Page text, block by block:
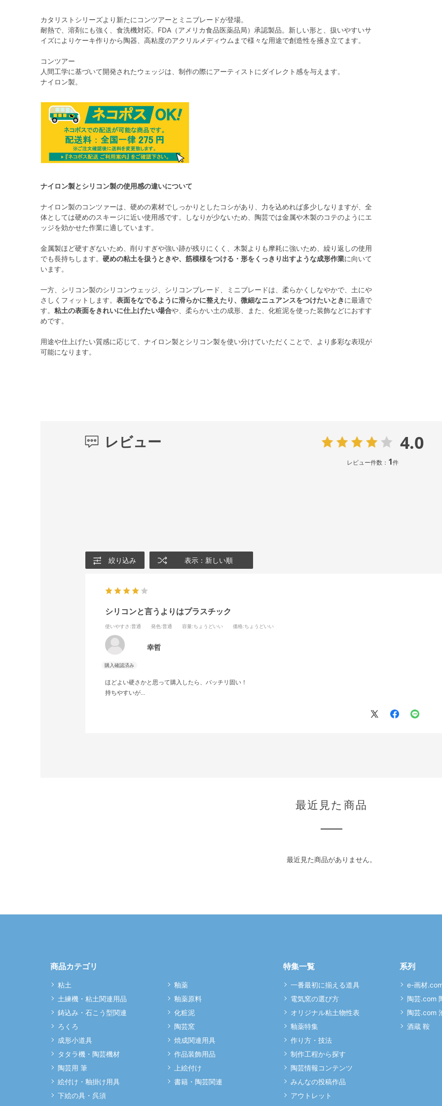
カタリストシリーズより新たにコンツアーとミニブレードが登場。
耐熱で、溶剤にも強く、食洗機対応。FDA（アメリカ食品医薬品局）承認製品。新しい形と、扱いやすいサ
イズによりケーキ作りから陶器、高粘度のアクリルメディウムまで様々な用途で創造性を掻き立てます。
コンツアー
人間工学に基づいて開発されたウェッジは、制作の際にアーティストにダイレクト感を与えます。
ナイロン製。
ナイロン製とシリコン製の使用感の違いについて
ナイロン製のコンツァーは、硬めの素材でしっかりとしたコシがあり、力を込めれば多少しなりますが、全
体としては硬めのスキージに近い使用感です。しなりが少ないため、陶芸では金属や木製のコテのようにエ
ッジを効かせた作業に適しています。
金属製ほど硬すぎないため、削りすぎや強い跡が残りにくく、木製よりも摩耗に強いため、繰り返しの使用
でも長持ちします。 硬めの粘土を扱うときや、筋模様をつける・形をくっきり出すような成形作業に向いて
います。
一方、シリコン製のシリコンウェッジ、シリコンブレード、ミニブレードは、柔らかくしなやかで、土にや
さしくフィットします。 表面をなでるように滑らかに整えたり、微細なニュアンスをつけたいときに最適で
す。 粘土の表面をきれいに仕上げたい場合や、柔らかい土の成形、また、化粧泥を使った装飾などにおすす
めです。
用途や仕上げたい質感に応じて、ナイロン製とシリコン製を使い分けていただくことで、より多彩な表現が
可能になります。
レビュー 4.0
レビュー件数： 1件
絞り込み 表示：新しい順
シリコンと言うよりはプラスチック
使いやすさ :普通 発色:普通 容量:ちょうどいい 価格:ちょうどいい
幸哲
ほどよい硬さかと思って購入したら、バッチリ固い！
持ちやすいが...
最近見た商品
最近見た商品がありません。
商品カテゴリ
粘土
土練機・粘土関連用品
鋳込み・石こう型関連
ろくろ
成形小道具
タタラ機・陶芸機材
陶芸用 筆
絵付け・釉掛け用具
下絵の具・呉須
釉薬
釉薬原料
化粧泥
陶芸窯
焼成関連用具
作品装飾用品
上絵付け
書籍・陶芸関連
特集一覧
一番最初に揃える道具
電気窯の選び方
オリジナル粘土物性表
釉薬特集
作り方・技法
制作工程から探す
陶芸情報コンテンツ
みんなの投稿作品
アウトレット
系列
e-画材
陶芸.com
陶芸.com
酒蔵 鞍